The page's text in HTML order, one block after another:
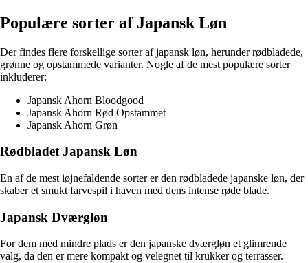
Populære sorter af Japansk Løn
Der findes flere forskellige sorter af japansk løn, herunder rødbladede,
grønne og opstammede varianter. Nogle af de mest populære sorter
inkluderer:
Japansk Ahorn Bloodgood
Japansk Ahorn Rød Opstammet
Japansk Ahorn Grøn
Rødbladet Japansk Løn
En af de mest iøjnefaldende sorter er den rødbladede japanske løn, der
skaber et smukt farvespil i haven med dens intense røde blade.
Japansk Dværgløn
For dem med mindre plads er den japanske dværgløn et glimrende
valg, da den er mere kompakt og velegnet til krukker og terrasser.